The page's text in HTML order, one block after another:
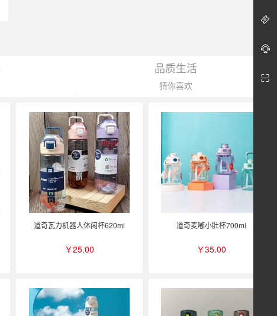
品质生活
猜你喜欢
道奇瓦力机器人休闲杯620ml
￥25.00
道奇麦嘟小肚杯700ml
￥35.00